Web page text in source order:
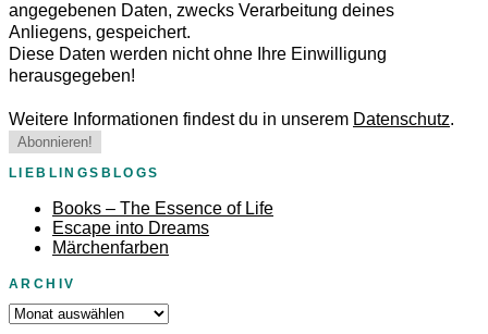
angegebenen Daten, zwecks Verarbeitung deines
Anliegens, gespeichert.
Diese Daten werden nicht ohne Ihre Einwilligung
herausgegeben!
Weitere Informationen findest du in unserem Datenschutz.
LIEBLINGSBLOGS
Books – The Essence of Life
Escape into Dreams
Märchenfarben
ARCHIV
Archiv